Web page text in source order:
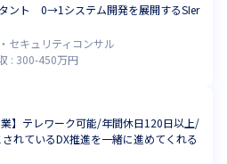
ント 0→1システム開発を展開するSIer
セキュリティコンサル
: 300-450万円
業】テレワーク可能/年間休日120日以上/
れているDX推進を一緒に進めてくれる